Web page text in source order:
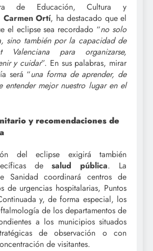
de Educación, Cultura y
Carmen Ortí, ha destacado que el
el eclipse sea recordado “no solo
sino también por la capacidad de
Valenciana para organizarse,
y cuidar”. En sus palabras, mirar
será “una forma de aprender, de
entender mejor nuestro lugar en el
y recomendaciones de
del eclipse exigirá también
desalud pública. La
Sanidad coordinará centros de
de urgencias hospitalarias, Puntos
y, de forma especial, los
de los departamentos de
a los municipios situados
de observación o con
de visitantes.